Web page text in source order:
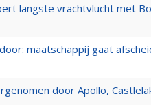
langste vrachtvlucht met
maatschappij gaat
door Apollo,